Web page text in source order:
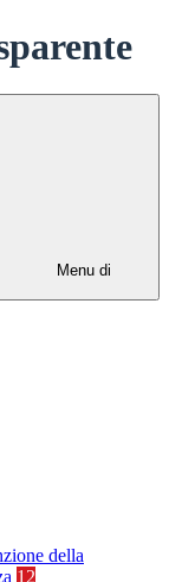
Menu di
della
12